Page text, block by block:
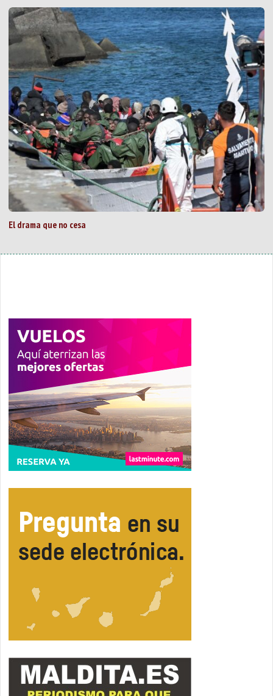
El drama que no cesa